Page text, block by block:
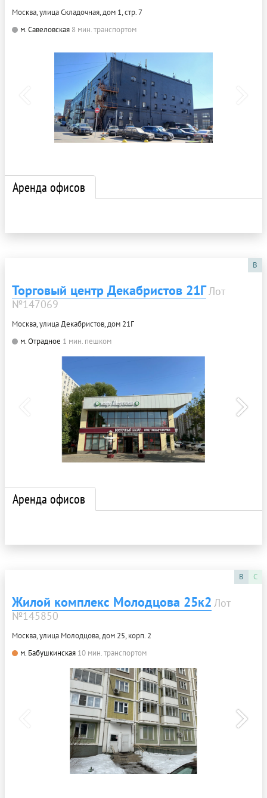
Москва, улица Складочная, дом 1, стр. 7
м. Савеловская 8 мин. транспортом
Аренда офисов
B
Торговый центр Декабристов 21ГЛот
№147069
Москва, улица Декабристов, дом 21Г
м. Отрадное 1 мин. пешком
Аренда офисов
B C
Жилой комплекс Молодцова 25к2 Лот
№145850
Москва, улица Молодцова, дом 25, корп. 2
м. Бабушкинская 10 мин. транспортом